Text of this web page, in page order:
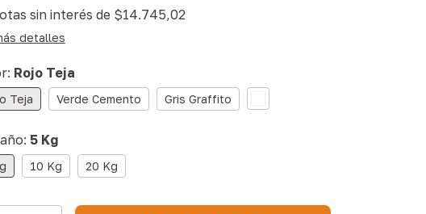
sin interés de $14.745,02
detalles
Rojo Teja
Teja Verde Cemento Gris Graffito
5 Kg
10 Kg 20 Kg